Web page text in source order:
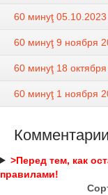
60 минуţ
60 минуţ 9 ноября
60 минуţ 18
60 минуţ 1 ноября
>Перед тем, как
правилами!